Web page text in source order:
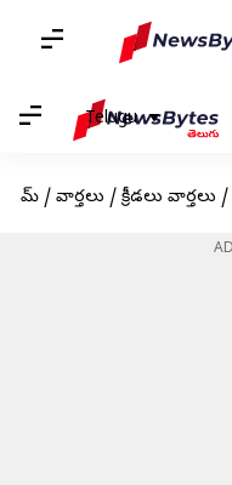
Telugu
హోమ్ / వార్తలు / క్రీడలు వార్తలు /